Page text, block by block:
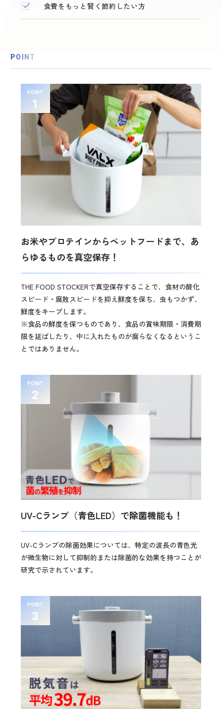
食費をもっと賢く節約したい方
POINT
POINT
お米やプロテインからペットフードまで、あ
らゆるものを真空保存！
THE FOOD STOCKERで真空保存することで、食材の酸化
スピード・腐敗スピードを抑え鮮度を保ち、虫もつかず、
鮮度をキープします。
※食品の鮮度を保つものであり、食品の賞味期限・消費期
限を延ばしたり、中に入れたものが腐らなくなるというこ
とではありません。
POINT
UV-Cランプ（青色LED）で除菌機能も！
UV-Cランプの除菌効果については、特定の波長の青色光
が微生物に対して抑制的または除菌的な効果を持つことが
研究で示されています。
POINT